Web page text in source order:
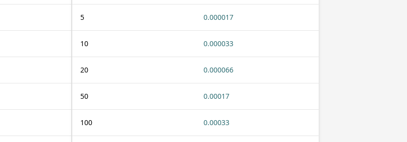
5 0.000017
10 0.000033
20 0.000066
50 0.00017
100 0.00033